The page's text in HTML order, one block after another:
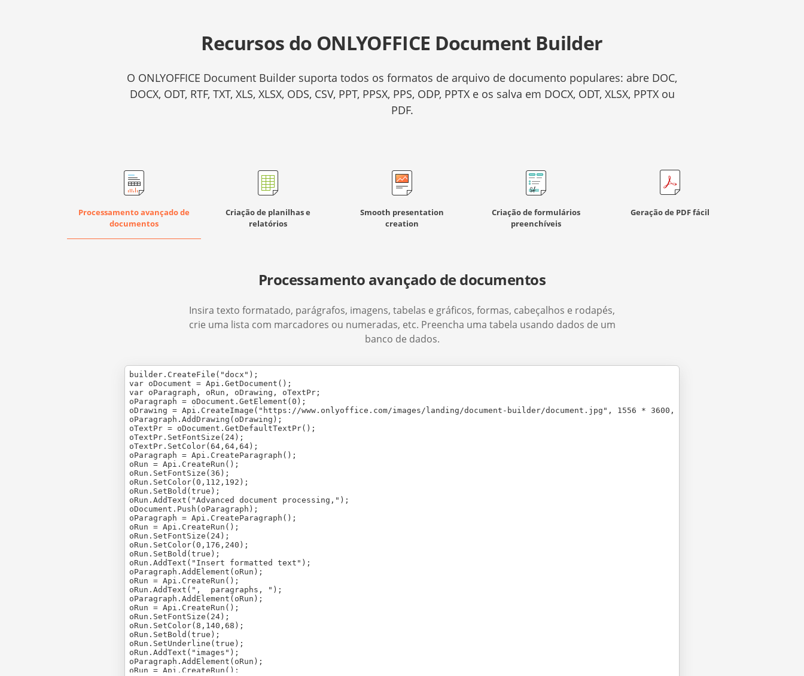
Recursos do ONLYOFFICE Document Builder
O ONLYOFFICE Document Builder suporta todos os formatos de arquivo de documento populares: abre DOC,
DOCX, ODT, RTF, TXT, XLS, XLSX, ODS, CSV, PPT, PPSX, PPS, ODP, PPTX e os salva em DOCX, ODT, XLSX, PPTX ou
PDF.
Processamento avançado de
documentos
Criação de planilhas e
relatórios
Smooth presentation
creation
Criação de formulários
preenchíveis
Geração de PDF fácil
Processamento avançado de documentos
Insira texto formatado, parágrafos, imagens, tabelas e gráficos, formas, cabeçalhos e rodapés,
crie uma lista com marcadores ou numeradas, etc. Preencha uma tabela usando dados de um
banco de dados.
builder.CreateFile("docx");
var oDocument = Api.GetDocument();
var oParagraph, oRun, oDrawing, oTextPr;
oParagraph = oDocument.GetElement(0);
oDrawing = Api.CreateImage("https://www.onlyoffice.com/images/landing/document-builder/document.jpg", 1556 * 3600, 1044 * 3600);
oParagraph.AddDrawing(oDrawing);
oTextPr = oDocument.GetDefaultTextPr();
oTextPr.SetFontSize(24);
oTextPr.SetColor(64,64,64);
oParagraph = Api.CreateParagraph();
oRun = Api.CreateRun();
oRun.SetFontSize(36);
oRun.SetColor(0,112,192);
oRun.SetBold(true);
oRun.AddText("Advanced document processing,");
oDocument.Push(oParagraph);
oParagraph = Api.CreateParagraph();
oRun = Api.CreateRun();
oRun.SetFontSize(24);
oRun.SetColor(0,176,240);
oRun.SetBold(true);
oRun.AddText("Insert formatted text");
oParagraph.AddElement(oRun);
oRun = Api.CreateRun();
oRun.AddText(",  paragraphs, ");
oParagraph.AddElement(oRun);
oRun = Api.CreateRun();
oRun.SetFontSize(24);
oRun.SetColor(8,140,68);
oRun.SetBold(true);
oRun.SetUnderline(true);
oRun.AddText("images");
oParagraph.AddElement(oRun);
oRun = Api.CreateRun();